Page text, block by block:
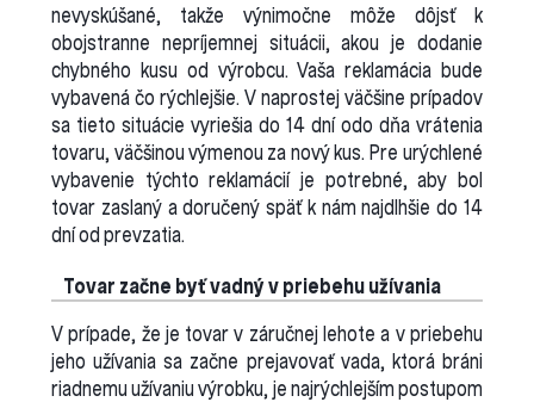
nevyskúšané, takže výnimočne môže dôjsť k
obojstranne nepríjemnej situácii, akou je dodanie
chybného kusu od výrobcu. Vaša reklamácia bude
vybavená čo rýchlejšie. V naprostej väčšine prípadov
sa tieto situácie vyriešia do 14 dní odo dňa vrátenia
tovaru, väčšinou výmenou za nový kus. Pre urýchlené
vybavenie týchto reklamácií je potrebné, aby bol
tovar zaslaný a doručený späť k nám najdlhšie do 14
dní od prevzatia.
Tovar začne byť vadný v priebehu užívania
V prípade, že je tovar v záručnej lehote a v priebehu
jeho užívania sa začne prejavovať vada, ktorá bráni
riadnemu užívaniu výrobku, je najrýchlejším postupom